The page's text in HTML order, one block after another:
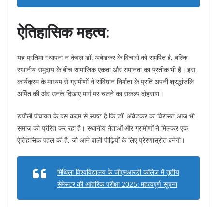
ऐतिहासिक महत्व:
यह प्रतिमा स्थापना न केवल डॉ. अंबेडकर के विचारों को समर्पित है, बल्कि
स्थानीय समुदाय के बीच सामाजिक एकता और समानता का प्रतीक भी है। इस
कार्यक्रम के माध्यम से ग्रामीणों ने संविधान निर्माता के प्रति अपनी श्रद्धांजलि
अर्पित की और उनके दिखाए मार्ग पर चलने का संकल्प दोहराया।
रुपौली पंचायत के इस कदम से स्पष्ट है कि डॉ. अंबेडकर का विरासत आज भी
समाज को प्रेरित कर रहा है। स्थानीय नेताओं और ग्रामीणों ने मिलकर एक
ऐतिहासिक पहल की है, जो आने वाली पीढ़ियों के लिए प्रेरणास्रोत बनेगी।
मिथिला विश्वविद्यालय के जीएमआरडी कॉलेज में तृतीय
सेमेस्टर की आंतरिक परीक्षा 2025: महत्वपूर्ण सूचना